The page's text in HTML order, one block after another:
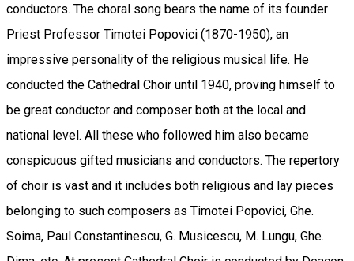
conductors. The choral song bears the name of its founder
Priest Professor Timotei Popovici (1870-1950), an
impressive personality of the religious musical life. He
conducted the Cathedral Choir until 1940, proving himself to
be great conductor and composer both at the local and
national level. All these who followed him also became
conspicuous gifted musicians and conductors. The repertory
of choir is vast and it includes both religious and lay pieces
belonging to such composers as Timotei Popovici, Ghe.
Soima, Paul Constantinescu, G. Musicescu, M. Lungu, Ghe.